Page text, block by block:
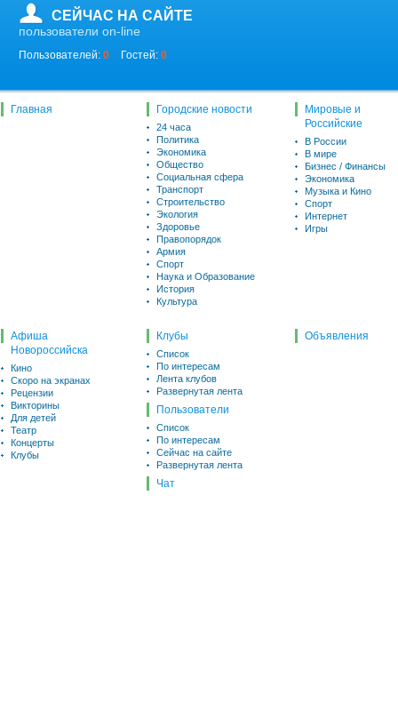
СЕЙЧАС НА САЙТЕ
пользователи on-line
Пользователей: 0 Гостей: 0
Главная Городские новости
24 часа
Политика
Экономика
Общество
Социальная сфера
Транспорт
Строительство
Экология
Здоровье
Правопорядок
Армия
Спорт
Наука и Образование
История
Культура
Мировые и
Российские
В России
В мире
Бизнес / Финансы
Экономика
Музыка и Кино
Спорт
Интернет
Игры
Афиша
Новороссийска
Кино
Скоро на экранах
Рецензии
Викторины
Для детей
Театр
Концерты
Клубы
Клубы
Список
По интересам
Лента клубов
Развернутая лента
Пользователи
Список
По интересам
Сейчас на сайте
Развернутая лента
Чат
Объявления